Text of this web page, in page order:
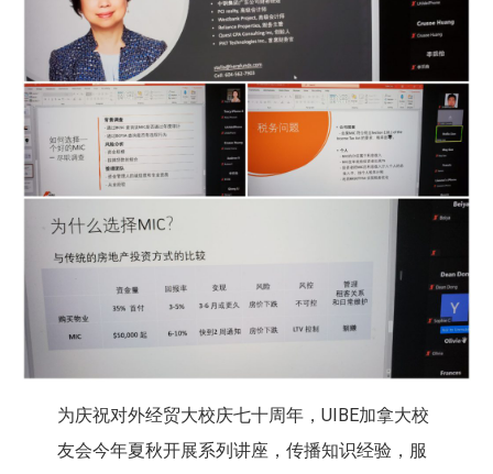
为庆祝对外经贸大校庆七十周年，UIBE加拿大校
友会今年夏秋开展系列讲座，传播知识经验，服